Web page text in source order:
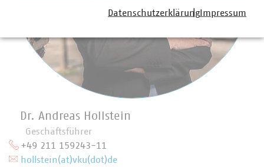
Dr. Andreas Hollstein
Geschäftsführer
+49 211 159243-11
hollstein(at)vku(dot)de
DatenschutzerklärungImpressum